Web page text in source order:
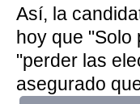
Así, la
hoy que "Solo
"perder las
asegurado